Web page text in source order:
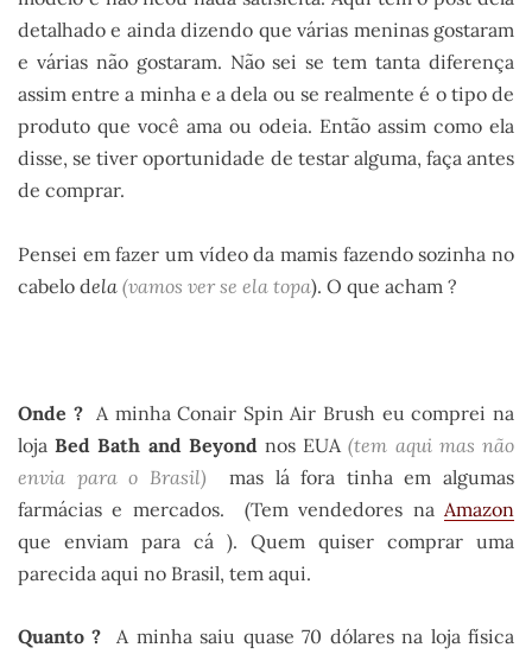
detalhado e ainda dizendo que várias meninas gostaram
e várias não gostaram. Não sei se tem tanta diferença
assim entre a minha e a dela ou se realmente é o tipo de
produto que você ama ou odeia. Então assim como ela
disse, se tiver oportunidade de testar alguma, faça antes
de comprar.
Pensei em fazer um vídeo da mamis fazendo sozinha no
cabelo dela (vamos ver se ela topa). O que acham ?
Onde ?A minha Conair Spin Air Brush eu comprei na
lojaBed Bath and Beyond nos EUA (tem aquimas não
envia para o Brasil)
mas lá fora tinha em algumas
farmácias e mercados. (Tem vendedores na Amazon
que enviam para cá ). Quem quiser comprar uma
parecida aqui no Brasil, tem aqui.
Quanto ? A minha saiu quase 70 dólares na loja física